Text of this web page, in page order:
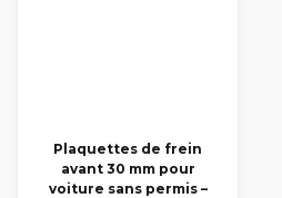
Plaquettes de frein
avant 30 mm pour
voiture sans permis –